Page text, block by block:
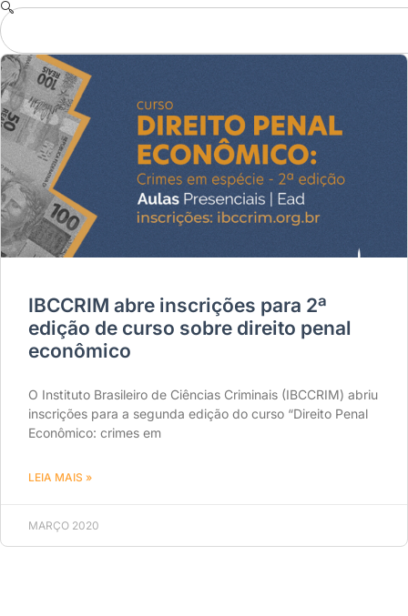
IBCCRIM abre inscrições para 2ª
edição de curso sobre direito penal
econômico
O Instituto Brasileiro de Ciências Criminais (IBCCRIM) abriu
inscrições para a segunda edição do curso “Direito Penal
Econômico: crimes em
LEIA MAIS »
MARÇO 2020